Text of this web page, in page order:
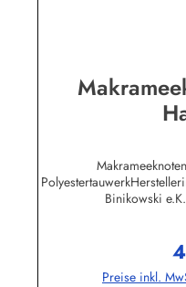
Binikowski
Preise inkl.